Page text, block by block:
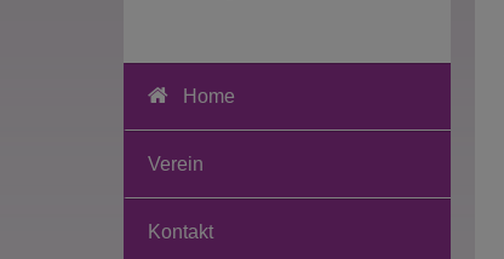
Home
Verein
Kontakt